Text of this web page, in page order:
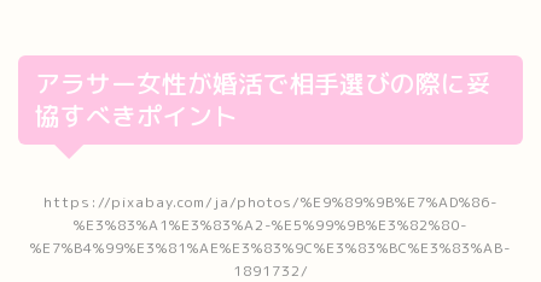
アラサー女性が婚活で相手選びの際に妥
協すべきポイント
https://pixabay.com/ja/photos/%E9%89%9B%E7%AD%86-
%E3%83%A1%E3%83%A2-%E5%99%9B%E3%82%80-
%E7%B4%99%E3%81%AE%E3%83%9C%E3%83%BC%E3%83%AB-
1891732/